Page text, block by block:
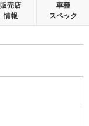
販売店
情報
車種
スペック